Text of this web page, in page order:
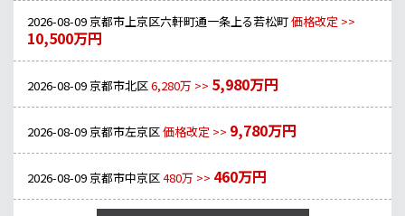
2026-08-09 京都市上京区六軒町通一条上る若松町価格改定 >>
10,500万円
2026-08-09 京都市北区6,280万 >> 5,980万円
2026-08-09 京都市左京区価格改定 >> 9,780万円
2026-08-09 京都市中京区480万 >> 460万円